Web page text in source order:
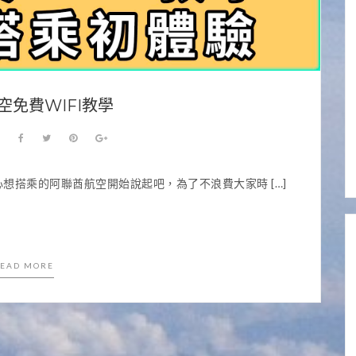
免費WIFI教學
搭乘的阿聯酋航空開始說起吧，為了不浪費大家時 […]
MORE